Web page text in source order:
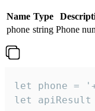
Name Type
phone string Phone
let phone =
let